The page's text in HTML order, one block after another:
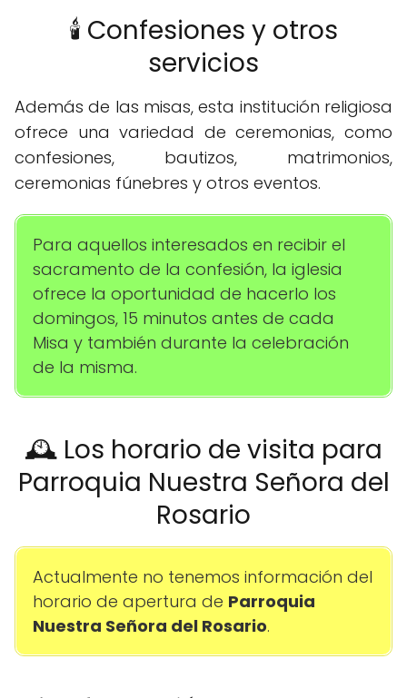
🕯️ Confesiones y otros
servicios
Además de las misas, esta institución religiosa
ofrece una variedad de ceremonias, como
confesiones, bautizos, matrimonios,
ceremonias fúnebres y otros eventos.
Para aquellos interesados en recibir el
sacramento de la confesión, la iglesia
ofrece la oportunidad de hacerlo los
domingos, 15 minutos antes de cada
Misa y también durante la celebración
de la misma.
🕰️ Los horario de visita para
Parroquia Nuestra Señora del
Rosario
Actualmente no tenemos información del
horario de apertura de Parroquia
Nuestra Señora del Rosario.